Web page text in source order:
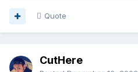
Quote
CutHere